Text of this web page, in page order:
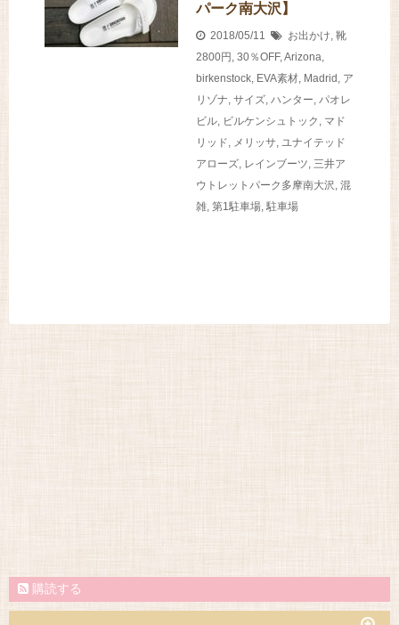
パーク南大沢】
2018/05/11 お出かけ, 靴
2800円 , 30％OFF,Arizona,
birkenstock, EVA素材, Madrid , ア
リゾナ, サイズ, ハンター, パオレ
ビル, ビルケンシュトック , マド
リッド, メリッサ, ユナイテッド
アローズ, レインブーツ, 三井ア
ウトレットパーク多摩南大沢, 混
雑, 第1駐車場, 駐車場
購読する